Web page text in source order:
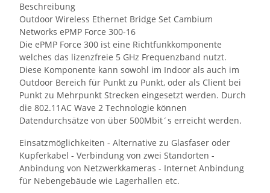
Beschreibung
Outdoor Wireless Ethernet Bridge Set Cambium
Networks ePMP Force 300-16
Die ePMP Force 300 ist eine Richtfunkkomponente
welches das lizenzfreie 5 GHz Frequenzband nutzt.
Diese Komponente kann sowohl im Indoor als auch im
Outdoor Bereich für Punkt zu Punkt, oder als Client bei
Punkt zu Mehrpunkt Strecken eingesetzt werden. Durch
die 802.11AC Wave 2 Technologie können
Datendurchsätze von über 500Mbit´s erreicht werden.
Einsatzmöglichkeiten - Alternative zu Glasfaser oder
Kupferkabel - Verbindung von zwei Standorten -
Anbindung von Netzwerkkameras - Internet Anbindung
für Nebengebäude wie Lagerhallen etc.